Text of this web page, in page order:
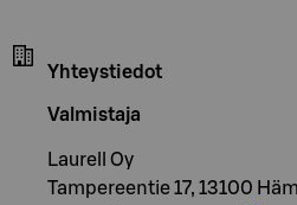
Yhteystiedot
Valmistaja
Laurell Oy
Tampereentie 17, 13100